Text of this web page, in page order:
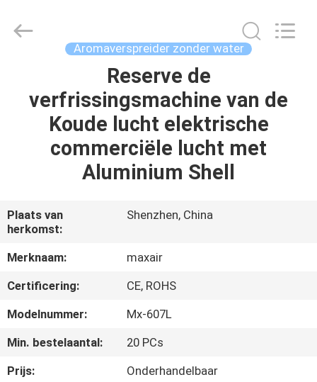
PRODUCTEN
ONGEVEER
FABRIEKSREIS
KWALITEITSCONTROLE
CONTACTEER
ONS
Industrial
Aromaverspreider zonder water
Reserve de
verfrissingsmachine van de
Koude lucht elektrische
commerciële lucht met
Aluminium Shell
Plaats van
herkomst:
Shenzhen, China
Merknaam:
maxair
Certificering:
CE, ROHS
Modelnummer:
Mx-607L
Min. bestelaantal:
20 PCs
Prijs:
Onderhandelbaar